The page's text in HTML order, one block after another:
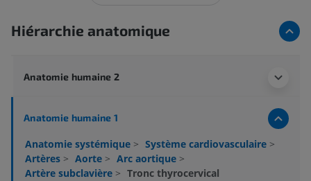
Hiérarchie anatomique
Anatomie humaine 2
Anatomie humaine 1
Anatomie systémique > Système cardiovasculaire >
Artères > Aorte > Arc aortique >
Artère subclavière > Tronc thyrocervical